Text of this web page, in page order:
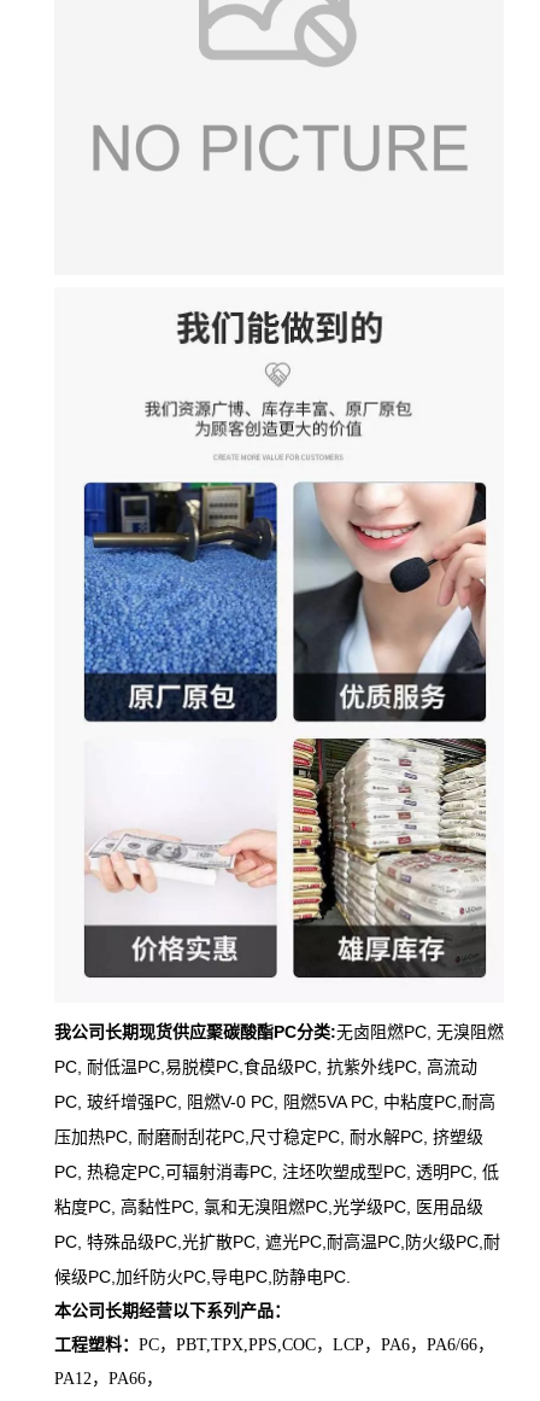
我公司长期现货供应聚碳酸酯PC分类:无卤阻燃PC, 无溴阻燃
PC, 耐低温PC,易脱模PC, 食品级PC, 抗紫外线PC, 高流动
PC, 玻纤增强PC, 阻燃V-0 PC, 阻燃5VA PC, 中粘度PC, 耐高
压加热PC, 耐磨耐刮花PC,尺寸稳定PC, 耐水解PC, 挤塑级
PC, 热稳定PC, 可辐射消毒PC, 注坯吹塑成型PC, 透明PC, 低
粘度PC, 高黏性PC, 氯和无溴阻燃PC, 光学级PC, 医用品级
PC, 特殊品级PC,光扩散PC, 遮光PC,耐高温PC,防火级PC, 耐
候级PC,加纤防火PC,导电PC,防静电PC.
本公司长期经营以下系列产品：
工程塑料： PC，PBT,TPX,PPS,COC，LCP，PA6，PA6/66，
PA12，PA66，